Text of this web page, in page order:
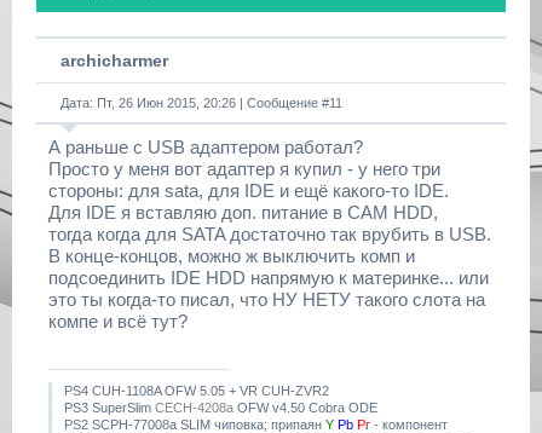
archicharmer
Дата: Пт, 26 Июн 2015, 20:26 | Сообщение #11
А раньше с USB адаптером работал?
Просто у меня вот адаптер я купил - у него три
стороны: для sata, для IDE и ещё какого-то IDE.
Для IDE я вставляю доп. питание в САМ HDD,
тогда когда для SATA достаточно так врубить в USB.
В конце-концов, можно ж выключить комп и
подсоединить IDE HDD напрямую к материнке... или
это ты когда-то писал, что НУ НЕТУ такого слота на
компе и всё тут?
PS4 CUH-1108A OFW 5.05 + VR CUH-ZVR2
PS3 SuperSlim CECH-4208a OFW v4.50 Cobra ODE
PS2 SCPH-77008a SLIM чиповка; припаян Y Pb Pr - компонент